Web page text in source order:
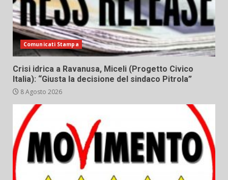
Comunicati Stampa
Crisi idrica a Ravanusa, Miceli (Progetto Civico
Italia): “Giusta la decisione del sindaco Pitrola”
8 Agosto 2026